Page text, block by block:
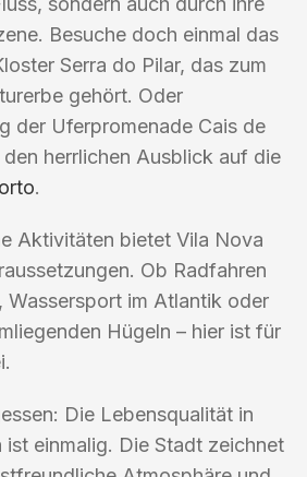
Besuche doch einmal das
Serra do Pilar, das zum
gehört. Oder
der Uferpromenade Cais de
herrlichen Ausblick auf die
.
Aktivitäten bietet Vila Nova
Ob Radfahren
Wassersport im Atlantik oder
Hügeln – hier ist für
Die Lebensqualität in
ist einmalig. Die Stadt zeichnet